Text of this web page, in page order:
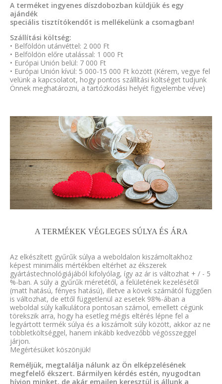
A terméket ingyenes díszdobozban küldjük és egy
ajándék
speciális tisztítókendőt is mellékelünk a csomagban!
Szállítási költség:
• Belföldön utánvéttel: 2 000 Ft
• Belföldön előre utalással: 1 000 Ft
• Európai Unión belül: 7 000 Ft
• Európai Unión kívül: 5 000-15 000 Ft között (Kérem, vegye fel
velünk a kapcsolatot, hogy pontos szállítási költséget tudjunk
Önnek meghatározni, a tartózkodási helyét figyelembe véve)
A TERMÉKEK VÉGLEGES SÚLYA ÉS ÁRA
Az elkészített gyűrűk súlya a weboldalon kiszámoltakhoz
képest minimális mértékben eltérhet az ékszerek
gyártástechnológiájából kifolyólag, így az ár is változhat + / - 5
%-ban. A súly a gyűrűk méretétől, a felületének kezelésétől
(matt hatású, fényes hatású), illetve a kövek számától függően
is változhat, de ettől függetlenül az esetek 98%-ában a
weboldal súly kalkulátora pontosan számol, emellett cégünk
törekszik arra, hogy ha esetleg mégis eltérés lépne fel a
legyártott termék súlya és a kiszámolt súly között, akkor az ne
többletköltséggel, hanem inkább kedvezőbb végösszeggel
járjon.
Megértésüket köszönjük!
Reméljük, megtalálja nálunk az Ön elképzelésének
megfelelő ékszert. Bármilyen kérdés estén, nyugodtan
hívjon minket, de akár emailen keresztül is állunk a